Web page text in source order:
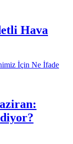
Hava